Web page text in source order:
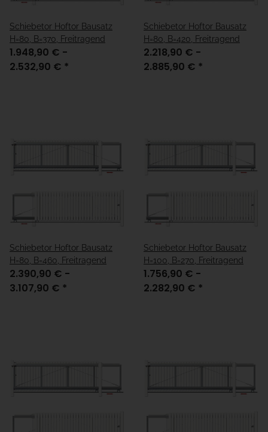
Schiebetor Hoftor Bausatz
H=80, B=370, Freitragend
1.948,90 € -
2.532,90 € *
Schiebetor Hoftor Bausatz
H=80, B=420, Freitragend
2.218,90 € -
2.885,90 € *
Schiebetor Hoftor Bausatz
H=80, B=460, Freitragend
2.390,90 € -
3.107,90 € *
Schiebetor Hoftor Bausatz
H=100, B=270, Freitragend
1.756,90 € -
2.282,90 € *